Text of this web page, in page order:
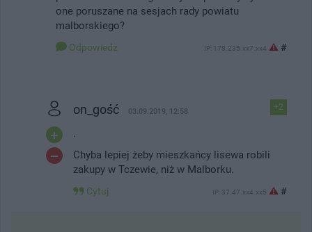
one poruszane na sesjach rady powiatu
malborskiego?
Odpowiedz IP: 178.235.xx7.xx4 #
+2
on_gość 03.09.2019, 12:58
.
Chyba lepiej żeby mieszkańcy lisewa robili
zakupy w Tczewie, niż w Malborku.
Cytuj IP: 37.47.xx4.xx5 #